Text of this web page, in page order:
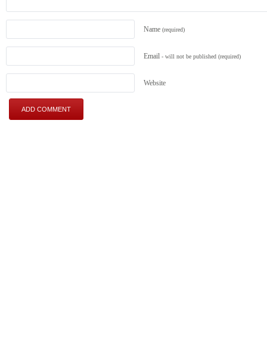
Name (required)
Email - will not be published (required)
Website